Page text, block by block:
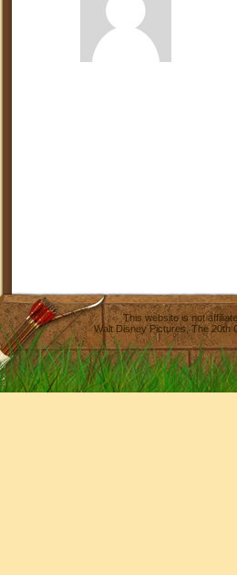
This website is not
Walt Disney Pictures,The 20th